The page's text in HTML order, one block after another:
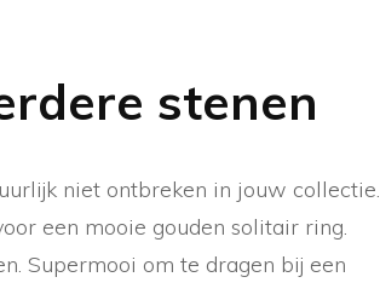
stenen
niet ontbreken in jouw collectie.
een mooie gouden solitair ring.
Supermooi om te dragen bij een